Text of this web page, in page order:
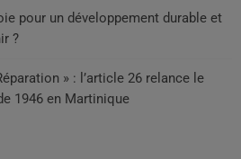
pour un développement durable et
?
» : l’article 26 relance le
1946 en Martinique